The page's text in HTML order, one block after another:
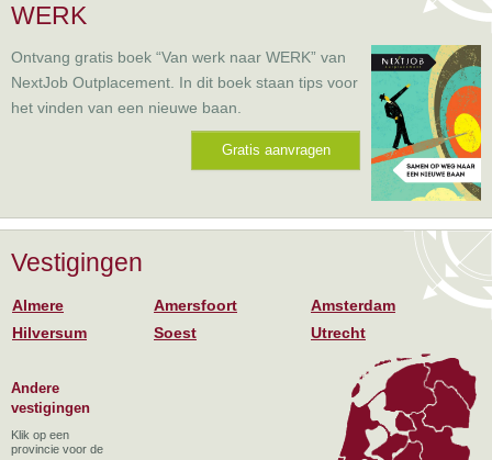
WERK
Ontvang gratis boek “Van werk naar WERK” van
NextJob Outplacement. In dit boek staan tips voor
het vinden van een nieuwe baan.
Gratis aanvragen
Vestigingen
Almere Amersfoort
Amsterdam
Hilversum
Soest Utrecht
Andere
vestigingen
Klik op een
provincie voor de